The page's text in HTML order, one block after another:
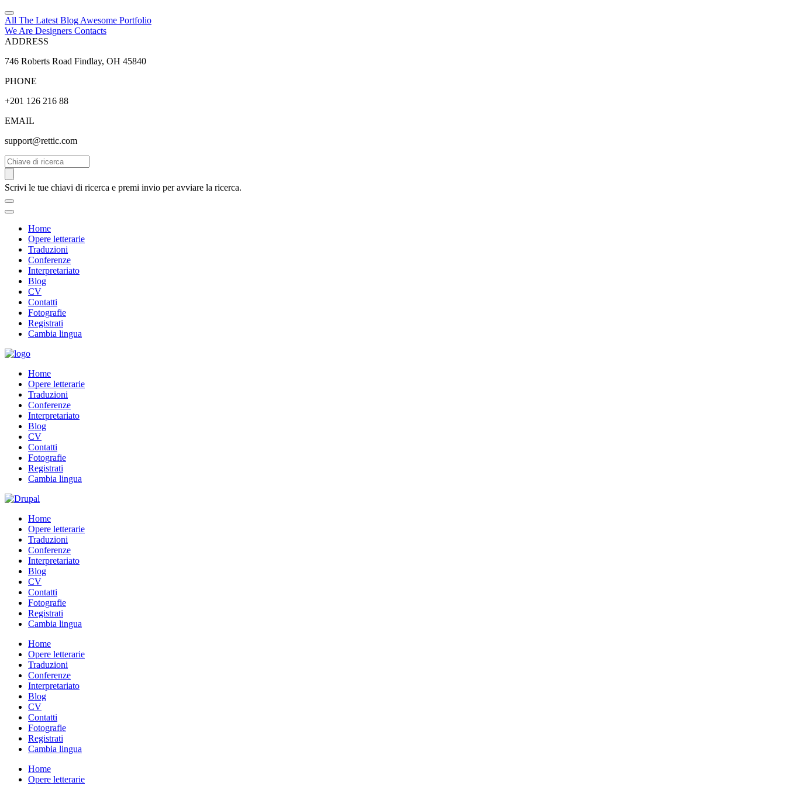
All The Latest Blog Awesome Portfolio
We Are Designers Contacts
ADDRESS
746 Roberts Road Findlay, OH 45840
PHONE
+201 126 216 88
EMAIL
support@rettic.com
Cerca
Scrivi le tue chiavi di ricerca e premi invio per avviare la ricerca.
Home
Opere letterarie
Traduzioni
Conferenze
Interpretariato
Blog
CV
Contatti
Fotografie
Registrati
Cambia lingua
Home
Opere letterarie
Traduzioni
Conferenze
Interpretariato
Blog
CV
Contatti
Fotografie
Registrati
Cambia lingua
Home
Opere letterarie
Traduzioni
Conferenze
Interpretariato
Blog
CV
Contatti
Fotografie
Registrati
Cambia lingua
Home
Opere letterarie
Traduzioni
Conferenze
Interpretariato
Blog
CV
Contatti
Fotografie
Registrati
Cambia lingua
Home
Opere letterarie